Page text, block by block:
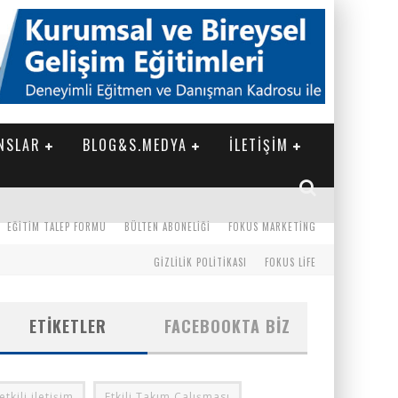
BLOG&S.MEDYA İLETİŞİM
FOKUS MARKETING
BÜLTEN ABONELIĞI
EĞITIM TALEP FORMU
FOKUS LIFE
GIZLILIK POLITIKASI
ETIKETLER FACEBOOKTA BIZ